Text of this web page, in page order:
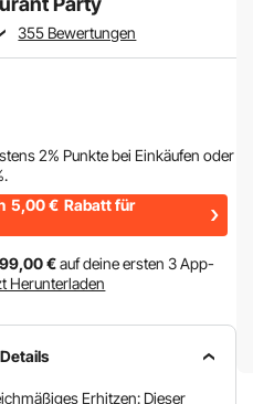
355 Bewertungen
2% Punkte bei Einkäufen oder
.
5,00 € Rabatt für
99,00 €auf deine ersten 3 App-
Herunterladen
Erhitzen: Dieser